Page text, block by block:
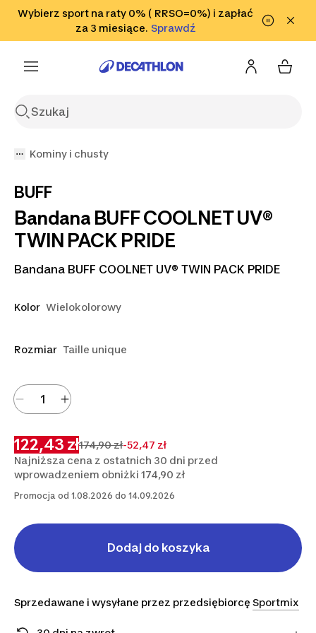
Przejdź do wyszukiwania Przejdź do treści
Przejdź
Wybierz sport na raty 0% ( RRSO=0%) i zapłać
za 3 miesiące. SprawdźSprawdź
Sprawdź
Kominy i chusty
BUFF
Bandana BUFF COOLNET UV®
TWIN PACK PRIDE
Bandana BUFF COOLNET UV® TWIN PACK PRIDE
Kolor Wielokolorowy
Rozmiar Taille unique
122,43 zł174,90 zł-52,47 zł
Najniższa cena z ostatnich 30 dni przed
wprowadzeniem obniżki 174,90 zł
Promocja od 1.08.2026 do 14.09.2026
Dodaj do koszyka
Sprzedawane i wysyłane przez przedsiębiorcę Sportmix